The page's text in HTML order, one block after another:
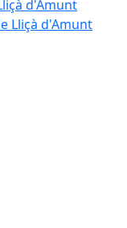
d'Amunt
Lliçà d'Amunt